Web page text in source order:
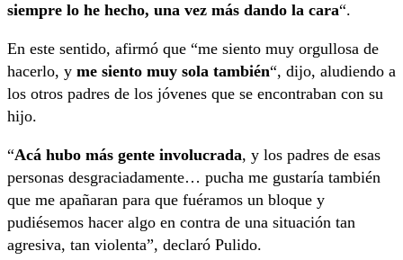
siempre lo he hecho, una vez más dando la cara“.
En este sentido, afirmó que “me siento muy orgullosa de
hacerlo, y me siento muy sola también“, dijo, aludiendo a
los otros padres de los jóvenes que se encontraban con su
hijo.
“Acá hubo más gente involucrada, y los padres de esas
personas desgraciadamente… pucha me gustaría también
que me apañaran para que fuéramos un bloque y
pudiésemos hacer algo en contra de una situación tan
agresiva, tan violenta”, declaró Pulido.